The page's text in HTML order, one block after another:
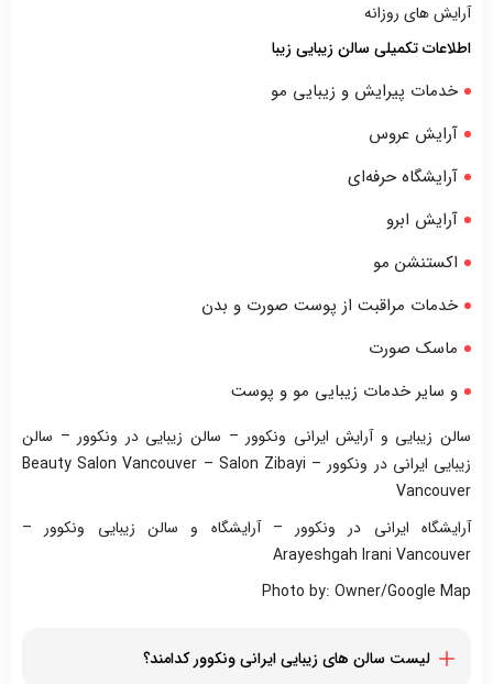
آرایش های روزانه
اطلاعات تکمیلی سالن زیبایی زیبا
خدمات پیرایش و زیبایی مو
آرایش عروس
آرایشگاه حرفه‌ای
آرایش ابرو
اکستنشن مو
خدمات مراقبت از پوست صورت و بدن
ماسک صورت
و سایر خدمات زیبایی مو و پوست
سالن زیبایی و آرایش ایرانی ونکوور – سالن زیبایی در ونکوور – سالن
زیبایی ایرانی در ونکوور – Beauty Salon Vancouver – Salon Zibayi
Vancouver
آرایشگاه ایرانی در ونکوور – آرایشگاه و سالن زیبایی ونکوور –
Arayeshgah Irani Vancouver
Photo by: Owner/Google Map
لیست سالن های زیبایی ایرانی ونکوور کدامند؟